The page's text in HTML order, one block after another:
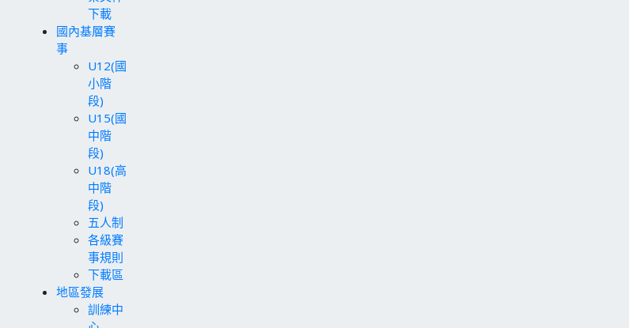
下載
國內基層賽
事
U12(國
小階
段)
U15(國
中階
段)
U18(高
中階
段)
五人制
各級賽
事規則
下載區
地區發展
訓練中